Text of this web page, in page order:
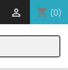
shopping_cart (0)
